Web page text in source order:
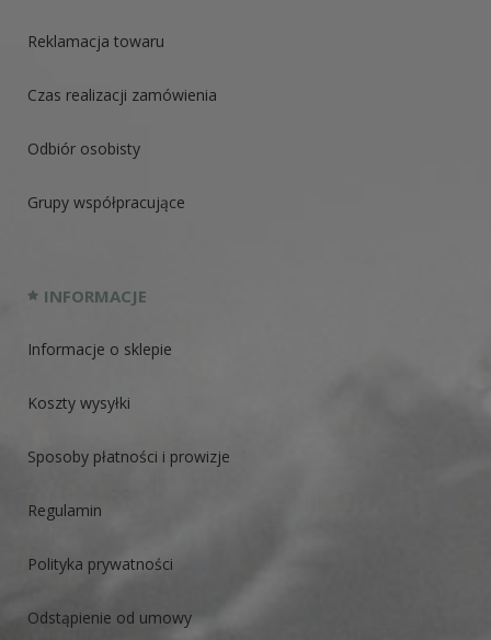
Reklamacja towaru
Czas realizacji zamówienia
Odbiór osobisty
Grupy współpracujące
INFORMACJE
Informacje o sklepie
Koszty wysyłki
Sposoby płatności i prowizje
Regulamin
Polityka prywatności
Odstąpienie od umowy